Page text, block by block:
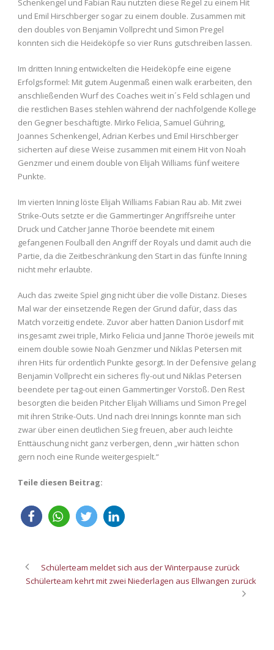
Schenkengel und Fabian Rau nutzten diese Regel zu einem Hit
und Emil Hirschberger sogar zu einem double. Zusammen mit
den doubles von Benjamin Vollprecht und Simon Pregel
konnten sich die Heideköpfe so vier Runs gutschreiben lassen.
Im dritten Inning entwickelten die Heideköpfe eine eigene
Erfolgsformel: Mit gutem Augenmaß einen walk erarbeiten, den
anschließenden Wurf des Coaches weit in´s Feld schlagen und
die restlichen Bases stehlen während der nachfolgende Kollege
den Gegner beschäftigte. Mirko Felicia, Samuel Gühring,
Joannes Schenkengel, Adrian Kerbes und Emil Hirschberger
sicherten auf diese Weise zusammen mit einem Hit von Noah
Genzmer und einem double von Elijah Williams fünf weitere
Punkte.
Im vierten Inning löste Elijah Williams Fabian Rau ab. Mit zwei
Strike-Outs setzte er die Gammertinger Angriffsreihe unter
Druck und Catcher Janne Thoröe beendete mit einem
gefangenen Foulball den Angriff der Royals und damit auch die
Partie, da die Zeitbeschränkung den Start in das fünfte Inning
nicht mehr erlaubte.
Auch das zweite Spiel ging nicht über die volle Distanz. Dieses
Mal war der einsetzende Regen der Grund dafür, dass das
Match vorzeitig endete. Zuvor aber hatten Danion Lisdorf mit
insgesamt zwei triple, Mirko Felicia und Janne Thoröe jeweils mit
einem double sowie Noah Genzmer und Niklas Petersen mit
ihren Hits für ordentlich Punkte gesorgt. In der Defensive gelang
Benjamin Vollprecht ein sicheres fly-out und Niklas Petersen
beendete per tag-out einen Gammertinger Vorstoß. Den Rest
besorgten die beiden Pitcher Elijah Williams und Simon Pregel
mit ihren Strike-Outs. Und nach drei Innings konnte man sich
zwar über einen deutlichen Sieg freuen, aber auch leichte
Enttäuschung nicht ganz verbergen, denn „wir hätten schon
gern noch eine Runde weitergespielt.“
Teile diesen Beitrag:
Schülerteam meldet sich aus der Winterpause zurück
Schülerteam kehrt mit zwei Niederlagen aus Ellwangen zurück